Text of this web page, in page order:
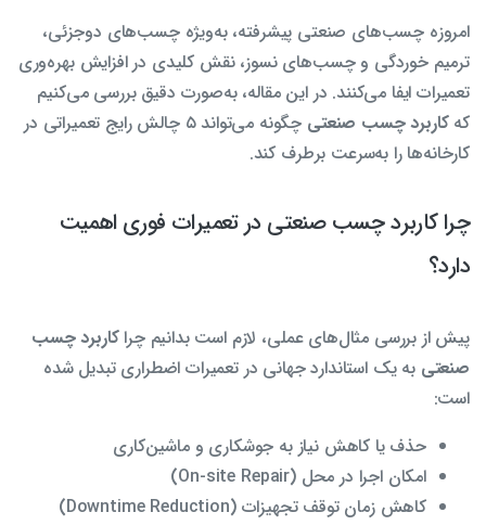
امروزه چسب‌های صنعتی پیشرفته، به‌ویژه چسب‌های دوجزئی،
ترمیم خوردگی و چسب‌های نسوز، نقش کلیدی در افزایش بهره‌وری
تعمیرات ایفا می‌کنند. در این مقاله، به‌صورت دقیق بررسی می‌کنیم
کهکاربرد چسب صنعتی
چگونه می‌تواند ۵ چالش رایج تعمیراتی در
کارخانه‌ها را به‌سرعت برطرف کند.
چرا کاربرد چسب صنعتی در تعمیرات فوری اهمیت
دارد؟
پیش از بررسی مثال‌های عملی، لازم است بدانیم چراکاربرد چسب
صنعتی به یک استاندارد جهانی در تعمیرات اضطراری تبدیل شده
است:
حذف یا کاهش نیاز به جوشکاری و ماشین‌کاری
امکان اجرا در محل (On-site Repair)
کاهش زمان توقف تجهیزات (Downtime Reduction)